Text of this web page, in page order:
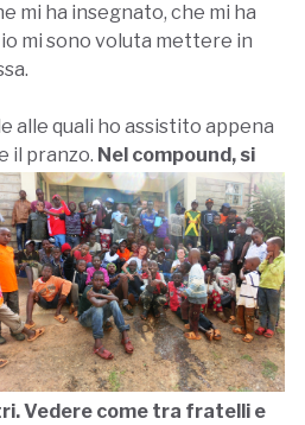
mi ha insegnato, che mi ha
mi sono voluta mettere in
alle quali ho assistito appena
il pranzo. Nel compound, si
Vedere come tra fratelli e